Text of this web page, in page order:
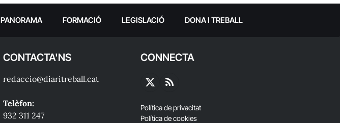
PANORAMA FORMACIÓ LEGISLACIÓ DONA I TREBALL
CONTACTA'NS
redaccio@diaritreball.cat
Telèfon:
932 311 247
CONNECTA
X
RSS
Política de privacitat
Política de cookies